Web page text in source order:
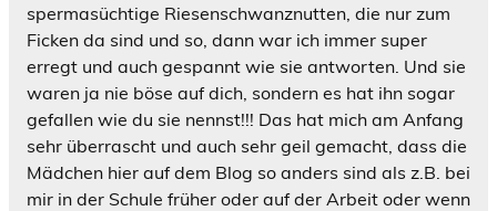
spermasüchtige Riesenschwanznutten, die nur zum
Ficken da sind und so, dann war ich immer super
erregt und auch gespannt wie sie antworten. Und sie
waren ja nie böse auf dich, sondern es hat ihn sogar
gefallen wie du sie nennst!!! Das hat mich am Anfang
sehr überrascht und auch sehr geil gemacht, dass die
Mädchen hier auf dem Blog so anders sind als z.B. bei
mir in der Schule früher oder auf der Arbeit oder wenn